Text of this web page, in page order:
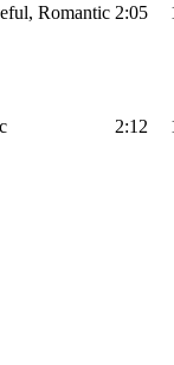
Romantic 2:05
2:12